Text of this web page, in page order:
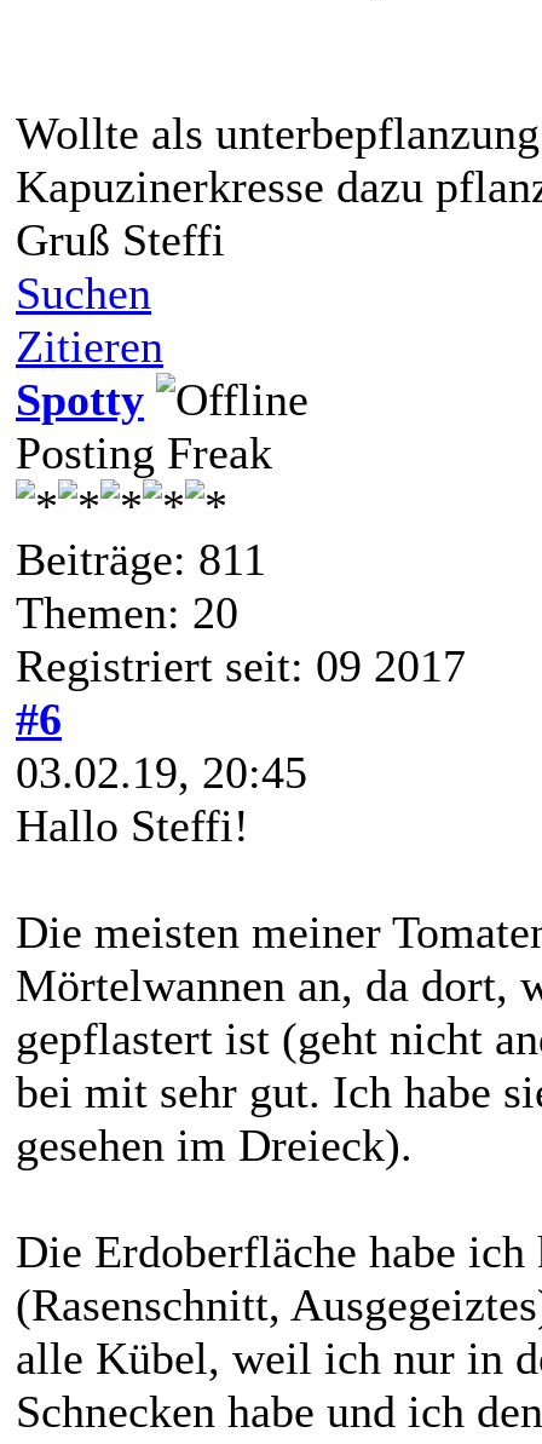
Wollte als
Kapuzinerkresse dazu
Gruß Steffi
Suchen
Zitieren
Spotty
Posting Freak
Beiträge: 811
Themen: 20
Registriert seit: 09 2017
#6
03.02.19, 20:45
Hallo Steffi!
Die meisten meiner
Mörtelwannen an, da dort,
gepflastert ist (geht nicht
bei mit sehr gut. Ich habe
gesehen im Dreieck).
Die Erdoberfläche habe
(Rasenschnitt,
alle Kübel, weil ich nur in
Schnecken habe und ich